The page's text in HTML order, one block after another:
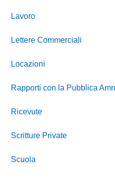
Lavoro
Lettere Commerciali
Locazioni
Rapporti con la Pubblica
Ricevute
Scritture Private
Scuola